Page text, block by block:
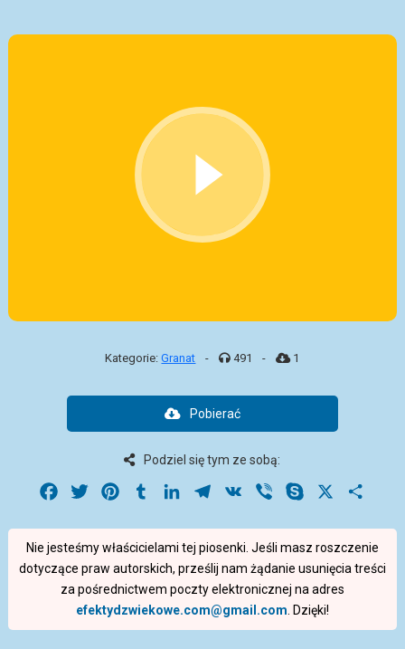
Kategorie:Granat - 491 - 1
Pobierać
Podziel się tym ze sobą:
Facebook
Twitter PinterestTumblrLinkedInTelegram
VK Viber Skype
Nie jesteśmy właścicielami tej piosenki. Jeśli masz roszczenie
dotyczące praw autorskich, prześlij nam żądanie usunięcia treści
za pośrednictwem poczty elektronicznej na adres
efektydzwiekowe.com@gmail.com . Dzięki!